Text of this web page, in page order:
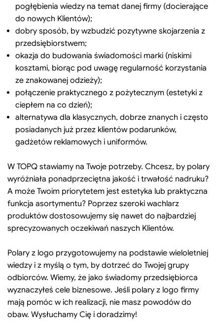
pogłębienia wiedzy na temat danej firmy (docierające
do nowych Klientów);
dobry sposób, by wzbudzić pozytywne skojarzenia z
przedsiębiorstwem;
okazja do budowania świadomości marki (niskimi
kosztami, biorąc pod uwagę regularność korzystania
ze znakowanej odzieży);
połączenie praktycznego z pożytecznym (estetyki z
ciepłem na co dzień);
alternatywa dla klasycznych, dobrze znanych i często
posiadanych już przez klientów podarunków,
gadżetów reklamowych i uniformów.
W TOPQ stawiamy na Twoje potrzeby. Chcesz, by polary
wyróżniała ponadprzeciętna jakość i trwałość nadruku?
A może Twoim priorytetem jest estetyka lub praktyczna
funkcja asortymentu? Poprzez szeroki wachlarz
produktów dostosowujemy się nawet do najbardziej
sprecyzowanych oczekiwań naszych Klientów.
Polary z logo przygotowujemy na podstawie wieloletniej
wiedzy i z myślą o tym, by dotrzeć do Twojej grupy
odbiorców. Wiemy, że jako świadomy przedsiębiorca
wyznaczyłeś cele biznesowe. Jeśli polary z logo firmy
mają pomóc w ich realizacji, nie masz powodów do
obaw. Wysłuchamy Cię i doradzimy!